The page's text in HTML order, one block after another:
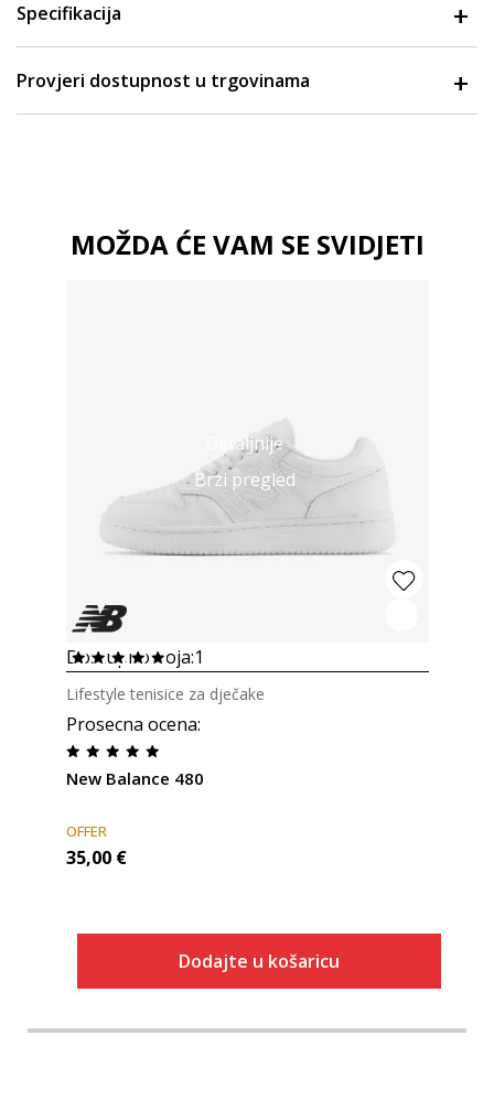
Specifikacija
Provjeri dostupnost u trgovinama
MOŽDA ĆE VAM SE SVIDJETI
Detaljnije
Brzi pregled
Dostupno boja:1
Prosecna ocena:
New Balance 480
Lifestyle tenisice za dječake
OFFER
35,00 €
Dodajte u košaricu